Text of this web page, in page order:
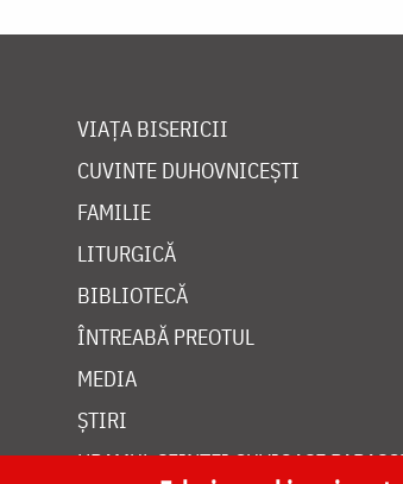
VIAȚA BISERICII
CUVINTE DUHOVNICEȘTI
FAMILIE
LITURGICĂ
BIBLIOTECĂ
ÎNTREABĂ PREOTUL
MEDIA
ȘTIRI
HRAMUL SFINTEI CUVIOASE